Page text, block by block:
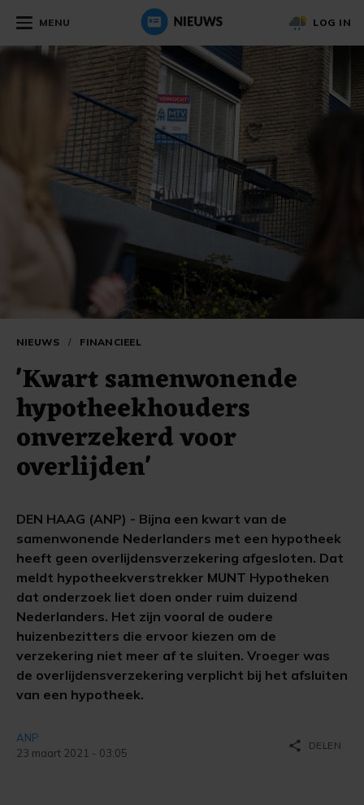
MENU LOG IN
NIEUWS / FINANCIEEL
'Kwart samenwonende
hypotheekhouders
onverzekerd voor
overlijden'
DEN HAAG (ANP) - Bijna een kwart van de
samenwonende Nederlanders met een hypotheek
heeft geen overlijdensverzekering afgesloten. Dat
meldt hypotheekverstrekker MUNT Hypotheken
dat onderzoek liet doen onder ruim duizend
Nederlanders. Het zijn vooral de oudere
huizenbezitters die ervoor kiezen om de
verzekering niet meer af te sluiten. Vroeger was
de overlijdensverzekering verplicht bij het afsluiten
van een hypotheek.
ANP
23 maart 2021 - 03:05
share DELEN